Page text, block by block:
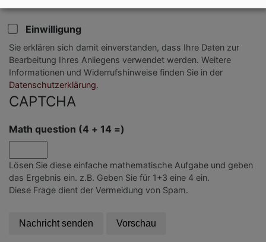
Einwilligung
Sie erklären sich damit einverstanden, dass Ihre Daten zur
Bearbeitung Ihres Anliegens verwendet werden. Weitere
Informationen und Widerrufshinweise finden Sie in der
Datenschutzerklärung.
CAPTCHA
Math question (4 + 14 =)
Lösen Sie diese einfache mathematische Aufgabe und geben
das Ergebnis ein. z.B. Geben Sie für 1+3 eine 4 ein.
Diese Frage dient der Vermeidung von Spam.